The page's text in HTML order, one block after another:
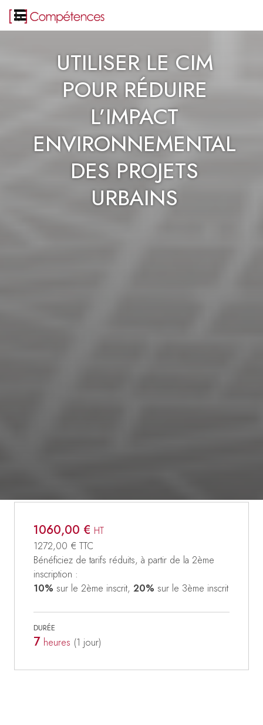
UTILISER LE CIM
POUR RÉDUIRE
L’IMPACT
ENVIRONNEMENTAL
DES PROJETS
URBAINS
1060,00 € HT
1272,00 € TTC
Bénéficiez de tarifs réduits, à partir de la 2ème
inscription :
10% sur le 2ème inscrit, 20% sur le 3ème inscrit
DURÉE
7 heures (1 jour)